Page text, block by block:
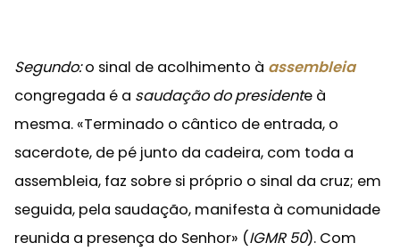
Segundo:o sinal de acolhimento à assembleia
congregada é a saudação do presidente à
mesma. «Terminado o cântico de entrada, o
sacerdote, de pé junto da cadeira, com toda a
assembleia, faz sobre si próprio o sinal da cruz; em
seguida, pela saudação, manifesta à comunidade
reunida a presença do Senhor» (IGMR 50). Com